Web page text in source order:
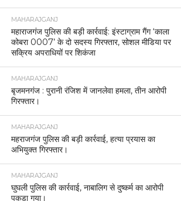
MAHARAJGANJ
महाराजगंज पुलिस की बड़ी कार्रवाई: इंस्टाग्राम गैंग ‘काला
कोबरा 0007’ के दो सदस्य गिरफ्तार, सोशल मीडिया पर
सक्रिय अपराधियों पर शिकंजा
MAHARAJGANJ
बृजमनगंज : पुरानी रंजिश में जानलेवा हमला, तीन आरोपी
गिरफ्तार।
MAHARAJGANJ
महराजगंज पुलिस की बड़ी कार्रवाई, हत्या प्रयास का
अभियुक्त गिरफ्तार।
MAHARAJGANJ
घुघली पुलिस की कार्रवाई, नाबालिग से दुष्कर्म का आरोपी
पकड़ा गया।